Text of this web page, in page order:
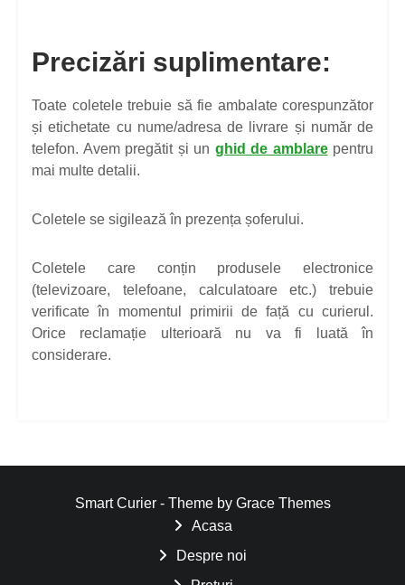
Precizări suplimentare:
Toate coletele trebuie să fie ambalate corespunzător
și etichetate cu nume/adresa de livrare și număr de
telefon. Avem pregătit și un ghid de amblarepentru
mai multe detalii.
Coletele se sigilează în prezența șoferului.
Coletele care conțin produsele electronice
(televizoare, telefoane, calculatoare etc.) trebuie
verificate în momentul primirii de față cu curierul.
Orice reclamație ulterioară nu va fi luată în
considerare.
Smart Curier - Theme by Grace Themes
Acasa
Despre noi